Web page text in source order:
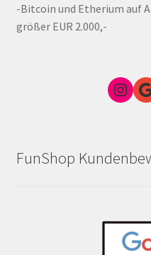
-Bitcoin und Etherium auf
größer EUR 2.000,-
Google
FunShop